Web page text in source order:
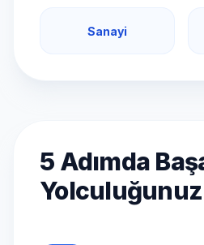
Sanayi
5 Adımda
Yolculuğunuz